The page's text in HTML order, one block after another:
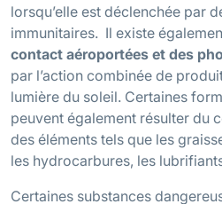
lorsqu’elle est déclenchée par
immunitaires. Il existe
contact aéroportées et des
par l’action combinée de
lumière du soleil. Certaines
peuvent également résulter du
des éléments tels que les
les hydrocarbures, les
Certaines substances